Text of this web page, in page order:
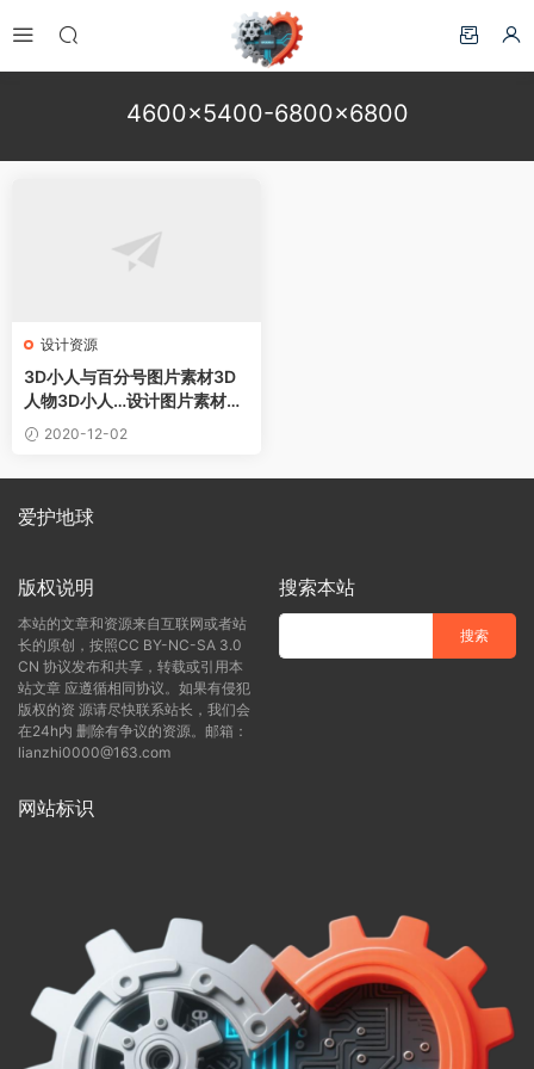
4600×5400-6800×6800
设计资源
3D小人与百分号图片素材3D
人物3D小人…设计图片素材下
载 2020-12-02
爱护地球
版权说明
本站的文章和资源来自互联网或者站
长的原创，按照CC BY-NC-SA 3.0
CN 协议发布和共享，转载或引用本
站文章 应遵循相同协议。如果有侵犯
版权的资 源请尽快联系站长，我们会
在24h内 删除有争议的资源。邮箱：
lianzhi0000@163.com
搜索本站
网站标识